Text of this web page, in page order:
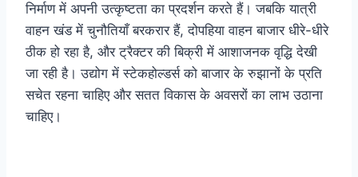
निर्माण में अपनी उत्कृष्टता का प्रदर्शन करते हैं। जबकि यात्री
वाहन खंड में चुनौतियाँ बरकरार हैं, दोपहिया वाहन बाजार धीरे-धीरे
ठीक हो रहा है, और ट्रैक्टर की बिक्री में आशाजनक वृद्धि देखी
जा रही है। उद्योग में स्टेकहोल्डर्स को बाजार के रुझानों के प्रति
सचेत रहना चाहिए और सतत विकास के अवसरों का लाभ उठाना
चाहिए।